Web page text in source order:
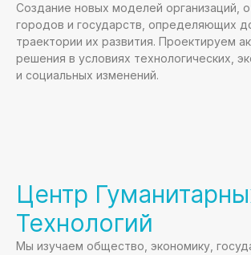
Создание новых моделей организаций,
городов и государств, определяющих
траектории их развития. Проектируем
решения в условиях технологических,
и социальных изменений.
Центр
Технологий
Мы изучаем общество, экономику,